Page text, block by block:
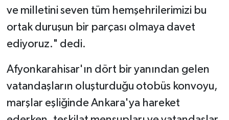
ve milletini seven tüm hemşehrilerimizi bu
ortak duruşun bir parçası olmaya davet
ediyoruz." dedi.
Afyonkarahisar'ın dört bir yanından gelen
vatandaşların oluşturduğu otobüs konvoyu,
marşlar eşliğinde Ankara'ya hareket